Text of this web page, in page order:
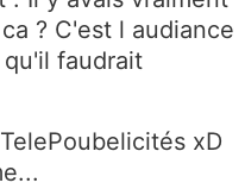
? C'est l audiance
faudrait
xD